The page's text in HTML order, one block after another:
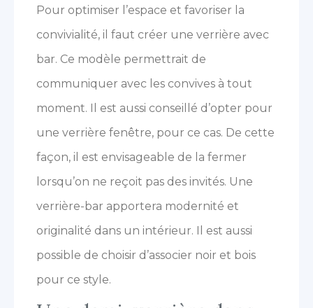
Pour optimiser l’espace et favoriser la
convivialité, il faut créer une verrière avec
bar. Ce modèle permettrait de
communiquer avec les convives à tout
moment. Il est aussi conseillé d’opter pour
une verrière fenêtre, pour ce cas. De cette
façon, il est envisageable de la fermer
lorsqu’on ne reçoit pas des invités. Une
verrière-bar apportera modernité et
originalité dans un intérieur. Il est aussi
possible de choisir d’associer noir et bois
pour ce style.